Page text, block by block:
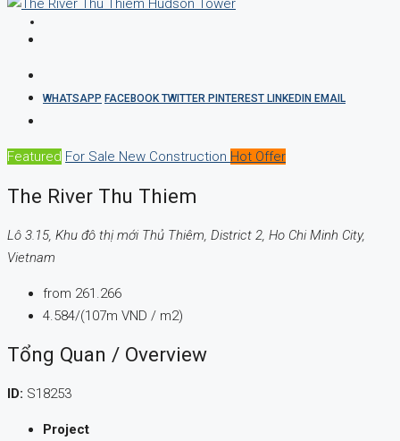
WHATSAPP FACEBOOKTWITTER PINTEREST LINKEDIN EMAIL
Featured For Sale New Construction Hot Offer
The River Thu Thiem
Lô 3.15, Khu đô thị mới Thủ Thiêm, District 2, Ho Chi Minh City,
Vietnam
from 261.266
4.584/(107m VND / m2)
Tổng Quan / Overview
ID: S18253
Project